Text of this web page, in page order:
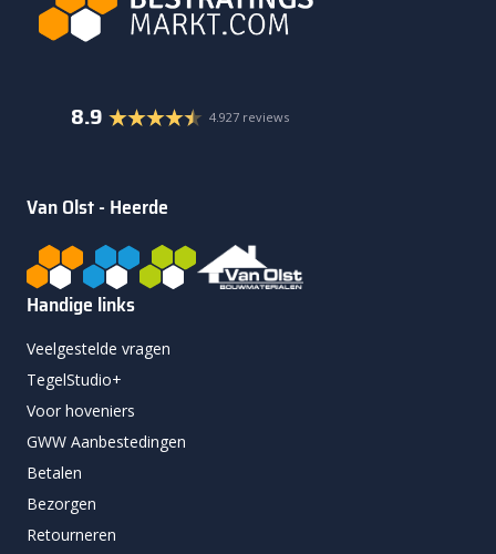
8.9 4.927 reviews
Van Olst - Heerde
Handige links
Veelgestelde vragen
TegelStudio+
Voor hoveniers
GWW Aanbestedingen
Betalen
Bezorgen
Retourneren